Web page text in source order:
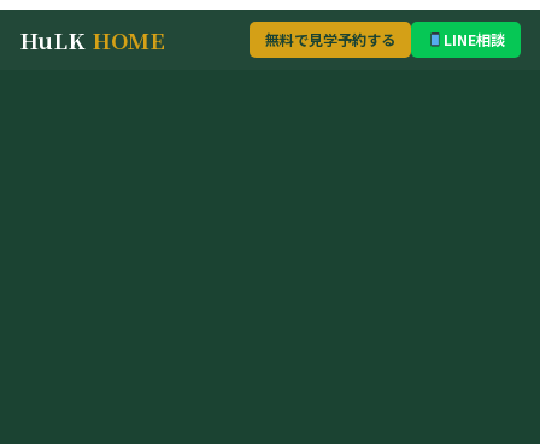
HuLK HOME 無料で見学予約する LINE相談